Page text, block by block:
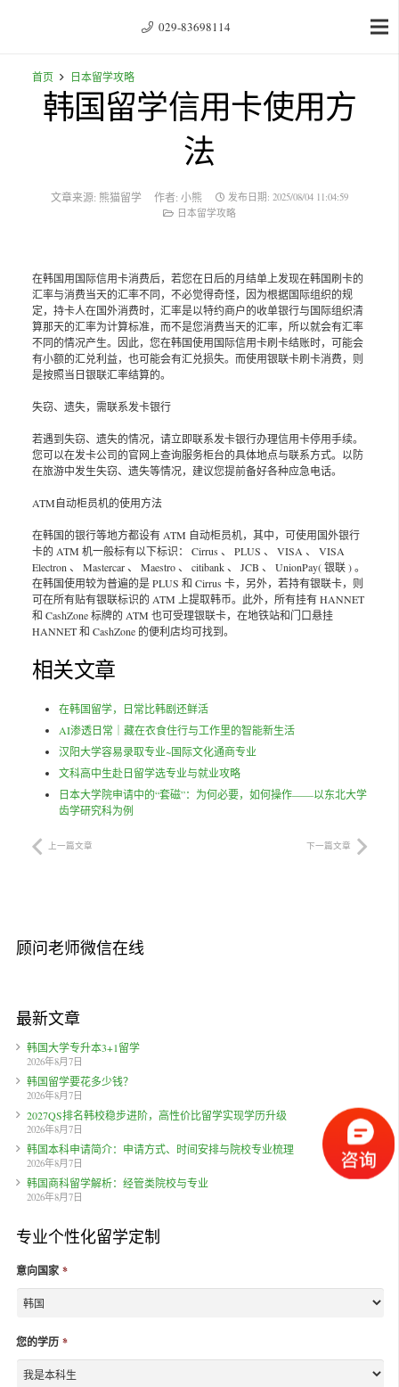
029-83698114
首页 日本留学攻略
韩国留学信用卡使用方
法
文章来源: 熊猫留学 作者:小熊 发布日期: 2025/08/04 11:04:59
日本留学攻略
在韩国用国际信用卡消费后，若您在日后的月结单上发现在韩国刷卡的
汇率与消费当天的汇率不同，不必觉得奇怪，因为根据国际组织的规
定，持卡人在国外消费时，汇率是以特约商户的收单银行与国际组织清
算那天的汇率为计算标准，而不是您消费当天的汇率，所以就会有汇率
不同的情况产生。因此，您在韩国使用国际信用卡刷卡结账时，可能会
有小额的汇兑利益，也可能会有汇兑损失。而使用银联卡刷卡消费，则
是按照当日银联汇率结算的。
失窃、遗失，需联系发卡银行
若遇到失窃、遗失的情况，请立即联系发卡银行办理信用卡停用手续。
您可以在发卡公司的官网上查询服务柜台的具体地点与联系方式。以防
在旅游中发生失窃、遗失等情况，建议您提前备好各种应急电话。
ATM自动柜员机的使用方法
在韩国的银行等地方都设有 ATM 自动柜员机，其中，可使用国外银行
卡的 ATM 机一般标有以下标识： Cirrus 、 PLUS 、 VISA 、 VISA
Electron 、 Mastercar 、 Maestro 、 citibank 、 JCB 、 UnionPay( 银联 ) 。
在韩国使用较为普遍的是 PLUS 和 Cirrus 卡，另外，若持有银联卡，则
可在所有贴有银联标识的 ATM 上提取韩币。此外，所有挂有 HANNET
和 CashZone 标牌的 ATM 也可受理银联卡，在地铁站和门口悬挂
HANNET 和 CashZone 的便利店均可找到。
相关文章
在韩国留学，日常比韩剧还鲜活
AI渗透日常｜藏在衣食住行与工作里的智能新生活
汉阳大学容易录取专业~国际文化通商专业
文科高中生赴日留学选专业与就业攻略
日本大学院申请中的“套磁”：为何必要，如何操作——以东北大学
齿学研究科为例
上一篇文章 下一篇文章
顾问老师微信在线
最新文章
韩国大学专升本3+1留学
2026年8月7日
韩国留学要花多少钱？
2026年8月7日
2027QS排名韩校稳步进阶，高性价比留学实现学历升级
2026年8月7日
韩国本科申请简介：申请方式、时间安排与院校专业梳理
2026年8月7日
韩国商科留学解析：经管类院校与专业
2026年8月7日
专业个性化留学定制
意向国家 *
您的学历 *